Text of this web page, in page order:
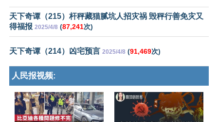
天下奇谭（215）杆秤藏猫腻坑人招灾祸 毁秤行善免灾又
得福报 2025/4/8 (87,241次)
天下奇谭（214）凶宅预言 2025/4/8 (91,469次)
人民报视频: